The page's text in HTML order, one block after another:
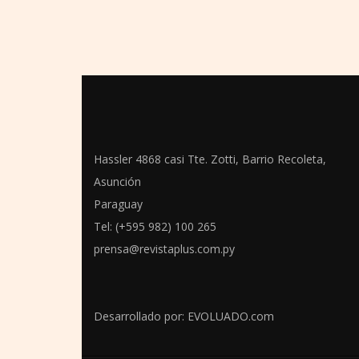
Hassler 4868 casi Tte. Zotti, Barrio Recoleta,
Asunción
Paraguay
Tel: (+595 982) 100 265
prensa@revistaplus.com.py
Desarrollado por: EVOLUADO.com